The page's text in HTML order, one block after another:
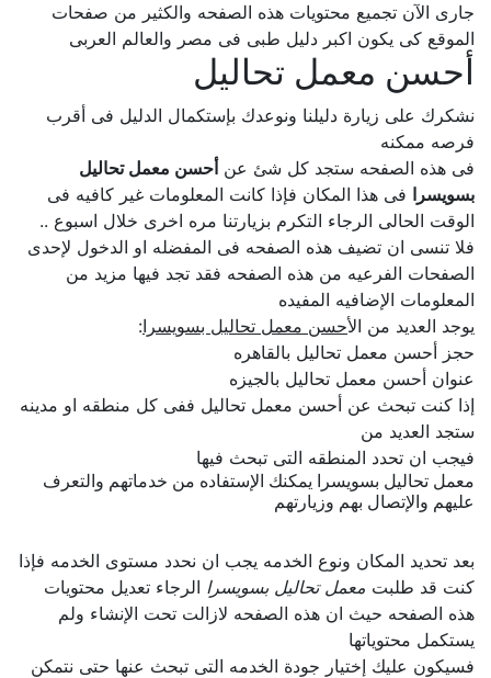
جارى الآن تجميع محتويات هذه الصفحه والكثير من صفحات
الموقع كى يكون اكبر دليل طبى فى مصر والعالم العربى
أحسن معمل تحاليل
نشكرك على زيارة دليلنا ونوعدك بإستكمال الدليل فى أقرب
فرصه ممكنه
فى هذه الصفحه ستجد كل شئ عنأحسن معمل تحاليل
بسويسرافى هذا المكان فإذا كانت المعلومات غير كافيه فى
الوقت الحالى الرجاء التكرم بزيارتنا مره اخرى خلال اسبوع ..
فلا تنسى ان تضيف هذه الصفحه فى المفضله او الدخول لإحدى
الصفحات الفرعيه من هذه الصفحه فقد تجد فيها مزيد من
المعلومات الإضافيه المفيده
يوجد العديد من ال أحسن معمل تحاليل بسويسرا:
حجز أحسن معمل تحاليل بالقاهره
عنوان أحسن معمل تحاليل بالجيزه
إذا كنت تبحث عن أحسن معمل تحاليل ففى كل منطقه او مدينه
ستجد العديد من
فيجب ان تحدد المنطقه التى تبحث فيها
معمل تحاليل بسويسرا يمكنك الإستفاده من خدماتهم والتعرف
عليهم والإتصال بهم وزيارتهم
بعد تحديد المكان ونوع الخدمه يجب ان نحدد مستوى الخدمه فإذا
كنت قد طلبتمعمل تحاليل بسويسراالرجاء تعديل محتويات
هذه الصفحه حيث ان هذه الصفحه لازالت تحت الإنشاء ولم
يستكمل محتوياتها
فسيكون عليك إختيار جودة الخدمه التى تبحث عنها حتى نتمكن